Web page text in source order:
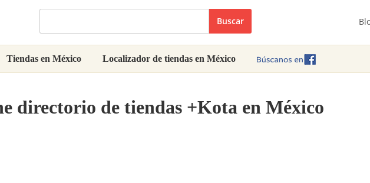
Buscar
Tiendas en México Localizador de tiendas en México
directorio de tiendas +Kota en México